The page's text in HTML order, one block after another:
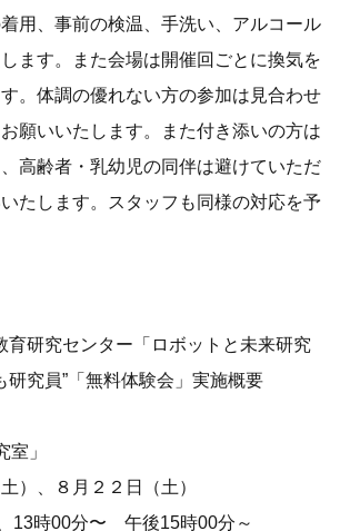
用、事前の検温、手洗い、アルコール
ます。また会場は開催回ごとに換気を
。体調の優れない方の参加は見合わせ
願いいたします。また付き添いの方は
高齢者・乳幼児の同伴は避けていただ
たします。スタッフも同様の対応を予
育研究センター「ロボットと未来研究
研究員”「無料体験会」実施概要
」
）、８月２２日（土）
13時00分〜 午後15時00分～